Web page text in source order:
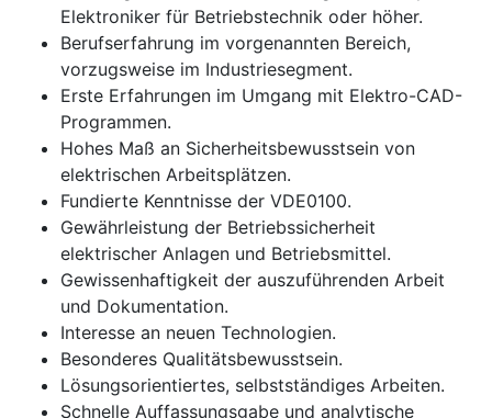
Elektroniker für Betriebstechnik oder höher.
Berufserfahrung im vorgenannten Bereich,
vorzugsweise im Industriesegment.
Erste Erfahrungen im Umgang mit Elektro-CAD-
Programmen.
Hohes Maß an Sicherheitsbewusstsein von
elektrischen Arbeitsplätzen.
Fundierte Kenntnisse der VDE0100.
Gewährleistung der Betriebssicherheit
elektrischer Anlagen und Betriebsmittel.
Gewissenhaftigkeit der auszuführenden Arbeit
und Dokumentation.
Interesse an neuen Technologien.
Besonderes Qualitätsbewusstsein.
Lösungsorientiertes, selbstständiges Arbeiten.
Schnelle Auffassungsgabe und analytische